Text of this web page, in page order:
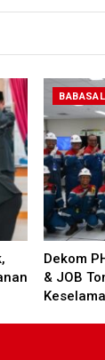
BABASAL
Dekom
& JOB